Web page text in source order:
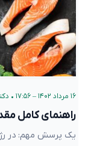
۱۶ مرداد ۱۴۰۲ – ۱۷:۵۶ •
راهنمای کامل
یک پرسش مهم: در